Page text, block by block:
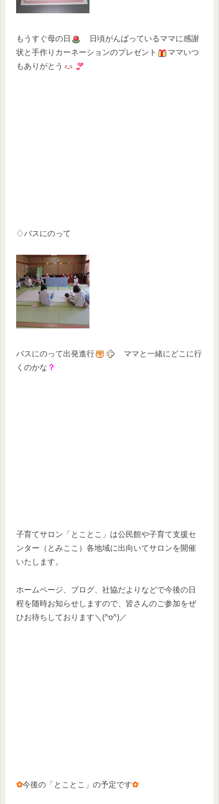
もうすぐ母の日
日頃がんばっているママに感謝
状と手作りカーネーションのプレゼント
ママいつ
もありがとう
♢バスにのって
バスにのって出発進行
ママと一緒にどこに行
くのかな ？
子育てサロン「とことこ」は公民館や子育て支援セ
ンター（とみここ）各地域に出向いてサロンを開催
いたします。
ホームページ、ブログ、社協だよりなどで今後の日
程を随時お知らせしますので、皆さんのご参加をぜ
ひお待ちしております＼(^o^)／
✿今後の「とことこ」の予定です✿